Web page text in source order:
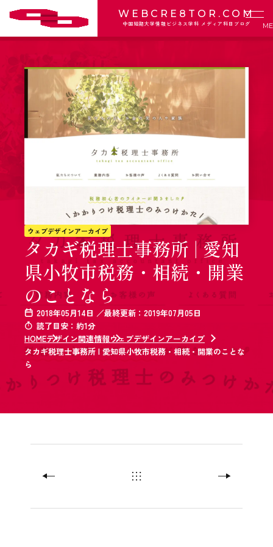
WEBCRE8TOR.COM
中国短期大学情報ビジネス学科 メディア科目ブログ
ウェブデザインアーカイブ
タカギ税理士事務所 | 愛知
県小牧市税務・相続・開業
のことなら
2018年05月14日 ／最終更新：2019年07月05日
読了目安：約1分
HOMEデザイン関連情報ウェブデザインアーカイブ
タカギ税理士事務所 | 愛知県小牧市税務・相続・開業のことな
ら